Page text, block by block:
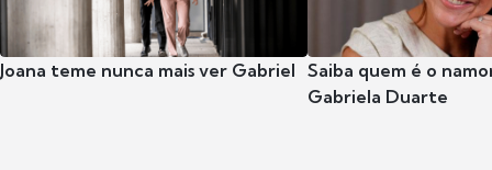
Joana teme nunca mais ver Gabriel Saiba quem é o
Gabriela Duarte